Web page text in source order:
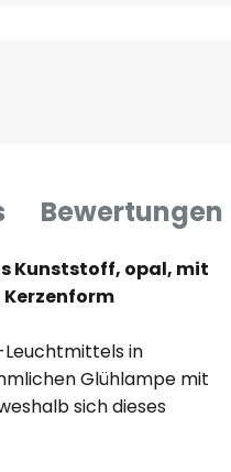
Bewertungen
Kunststoff, opal, mit
Leuchtmittels in
Glühlampe mit
sich dieses
zum Einsatz in den